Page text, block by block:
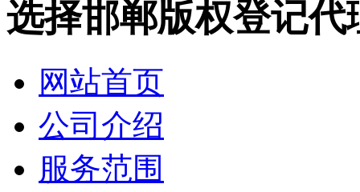
选择邯郸版权登记代
网站首页
公司介绍
服务范围